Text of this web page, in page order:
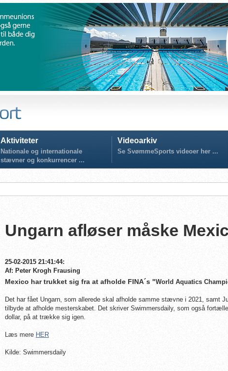
Aktiviteter
Nationale og internationale
stævner og konkurrencer ...
Videoarkiv
Se SvømmeSports videoer her ...
Ungarn afløser måske
25-02-2015 21:41:44:
Af: Peter Krogh Frausing
Mexico har trukket sig fra at afholde FINA´s "World Aquatics
Det har fået Ungarn, som allerede skal afholde samme stævne i 2021, samt
tilbyde at afholde mesterskabet. Det skriver Swimmersdaily, som også
dollar, på at trække sig igen.
Læs mere HER
Kilde: Swimmersdaily